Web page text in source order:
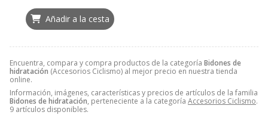
Encuentra, compara y compra productos de la categoría Bidones de
hidratación (Accesorios Ciclismo) al mejor precio en nuestra tienda
online.
Información, imágenes, características y precios de artículos de la familia
Bidones de hidratación, perteneciente a la categoría Accesorios Ciclismo.
9 artículos disponibles.
Añadir a la cesta